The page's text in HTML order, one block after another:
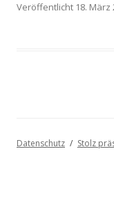
Veröffentlicht 18. März
Datenschutz Stolz